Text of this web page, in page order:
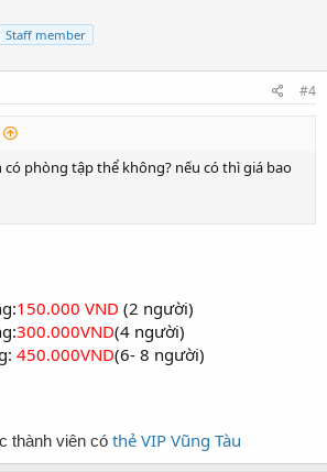
Staff member
#4
có phòng tập thể không? nếu có thì giá bao
150.000 VND (2 người)
300.000VND(4 người)
450.000VND(6- 8 người)
thành viên có thẻ VIP Vũng Tàu